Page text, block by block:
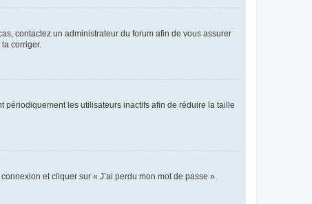
contactez un administrateur du forum afin de vous assurer
corriger.
périodiquement les utilisateurs inactifs afin de réduire la taille
et cliquer sur « J’ai perdu mon mot de passe ».